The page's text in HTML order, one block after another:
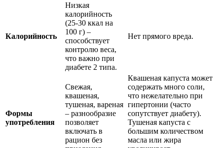
Калорийность
Низкая
калорийность
(25-30 ккал на
100 г) –
способствует
контролю веса,
что важно при
диабете 2 типа.
Нет прямого вреда.
Формы
употребления
Свежая,
квашеная,
тушеная, вареная
– разнообразие
позволяет
включать в
рацион без
Квашеная капуста может
содержать много соли,
что нежелательно при
гипертонии (часто
сопутствует диабету).
Тушеная капуста с
большим количеством
масла или жира